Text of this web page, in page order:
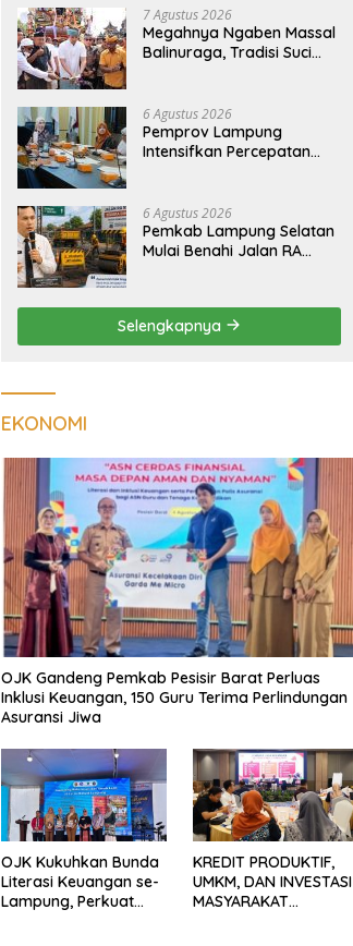
‘Penglipuran’ Kedua pada
2027
7 Agustus 2026
Megahnya Ngaben Massal
Balinuraga, Tradisi Suci
dan Merekatkan Ikatan
Keluarga
6 Agustus 2026
Pemprov Lampung
Intensifkan Percepatan
Tanggamus
6 Agustus 2026
Pemkab Lampung Selatan
Mulai Benahi Jalan RA
Demi Keselamatan
Pengguna Jalan
Selengkapnya
EKONOMI
OJK Gandeng Pemkab Pesisir Barat Perluas
Inklusi Keuangan, 150 Guru Terima Perlindungan
Asuransi Jiwa
OJK Kukuhkan Bunda
Literasi Keuangan se-
Lampung, Perkuat
KREDIT PRODUKTIF,
UMKM, DAN INVESTASI
MASYARAKAT